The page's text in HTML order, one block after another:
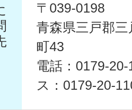
〒039-0198
青森県三戸郡
町43
電話：0179-
ス：0179-20-